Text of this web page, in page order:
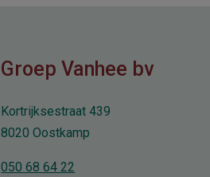
Groep Vanhee bv
Kortrijksestraat 439
8020 Oostkamp
050 68 64 22